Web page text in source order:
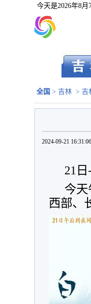
今天是2026年8月
全国 > 吉林 > 吉
2024-09-21
21
今
西部、